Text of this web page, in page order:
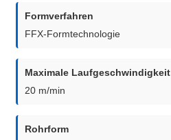
Formverfahren
FFX-Formtechnologie
Maximale Laufgeschwindigkeit
20 m/min
Rohrform